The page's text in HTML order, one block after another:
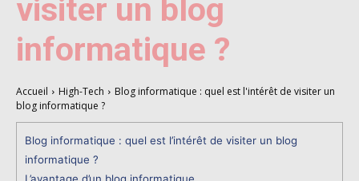
visiter un blog
informatique ?
Accueil High-Tech
Blog informatique : quel est l'intérêt de visiter un
blog informatique ?
Blog informatique : quel est l’intérêt de visiter un blog
informatique ?
L’avantage d’un blog informatique